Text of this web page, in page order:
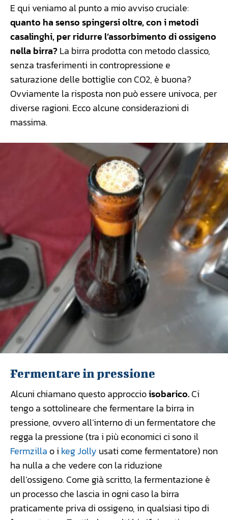
E qui veniamo al punto a mio avviso cruciale:
quanto ha senso spingersi oltre, con i metodi
casalinghi, per ridurre l’assorbimento di ossigeno
nella birra?La birra prodotta con metodo classico,
senza trasferimenti in contropressione e
saturazione delle bottiglie con CO2, è buona?
Ovviamente la risposta non può essere univoca, per
diverse ragioni. Ecco alcune considerazioni di
massima.
Fermentare in pressione
Alcuni chiamano questo approccioisobarico.Ci
tengo a sottolineare che fermentare la birra in
pressione, ovvero all’interno di un fermentatore che
regga la pressione (tra i più economici ci sono il
Fermzilla o i keg Jolly usati come fermentatore) non
ha nulla a che vedere con la riduzione
dell’ossigeno. Come già scritto, la fermentazione è
un processo che lascia in ogni caso la birra
praticamente priva di ossigeno, in qualsiasi tipo di